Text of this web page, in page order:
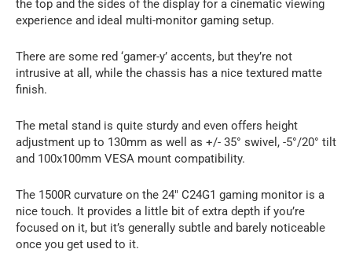
the top and the sides of the display for a cinematic viewing
experience and ideal multi-monitor gaming setup.
There are some red ‘gamer-y’ accents, but they’re not
intrusive at all, while the chassis has a nice textured matte
finish.
The metal stand is quite sturdy and even offers height
adjustment up to 130mm as well as +/- 35° swivel, -5°/20° tilt
and 100x100mm VESA mount compatibility.
The 1500R curvature on the 24″ C24G1 gaming monitor is a
nice touch. It provides a little bit of extra depth if you’re
focused on it, but it’s generally subtle and barely noticeable
once you get used to it.